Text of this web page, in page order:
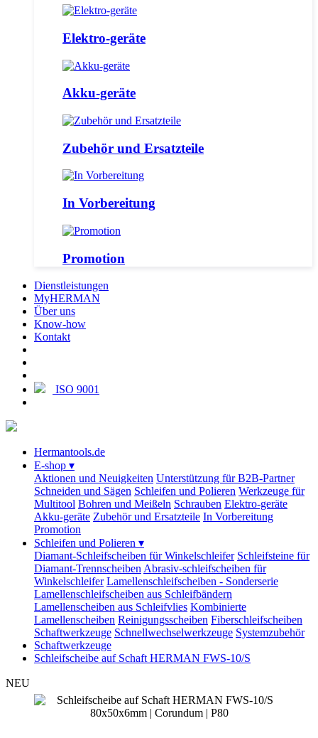
Elektro-geräte
Akku-geräte
Zubehör und Ersatzteile
In Vorbereitung
Promotion
Dienstleistungen
MyHERMAN
Über uns
Know-how
Kontakt
ISO 9001
Hermantools.de
E-shop ▾
Aktionen und Neuigkeiten Unterstützung für B2B-Partner
Schneiden und Sägen Schleifen und Polieren Werkzeuge für
Multitool Bohren und Meißeln Schrauben Elektro-geräte
Akku-geräte Zubehör und Ersatzteile In Vorbereitung
Promotion
Schleifen und Polieren ▾
Diamant-Schleifscheiben für Winkelschleifer Schleifsteine für
Diamant-Trennscheiben Abrasiv-schleifscheiben für
Winkelschleifer Lamellenschleifscheiben - Sonderserie
Lamellenschleifscheiben aus Schleifbändern
Lamellenscheiben aus Schleifvlies Kombinierte
Lamellenscheiben Reinigungsscheiben Fiberschleifscheiben
Schaftwerkzeuge Schnellwechselwerkzeuge Systemzubehör
Schaftwerkzeuge
Schleifscheibe auf Schaft HERMAN FWS-10/S
NEU